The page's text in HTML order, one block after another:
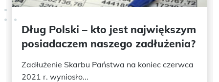
Dług Polski – kto jest największym
posiadaczem naszego zadłużenia?
Zadłużenie Skarbu Państwa na koniec czerwca
2021 r. wyniosło...